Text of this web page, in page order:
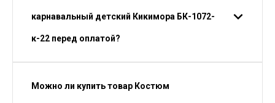
карнавальный детский Кикимора БК-1072-
к-22 перед оплатой?
Можно ли купить товар Костюм